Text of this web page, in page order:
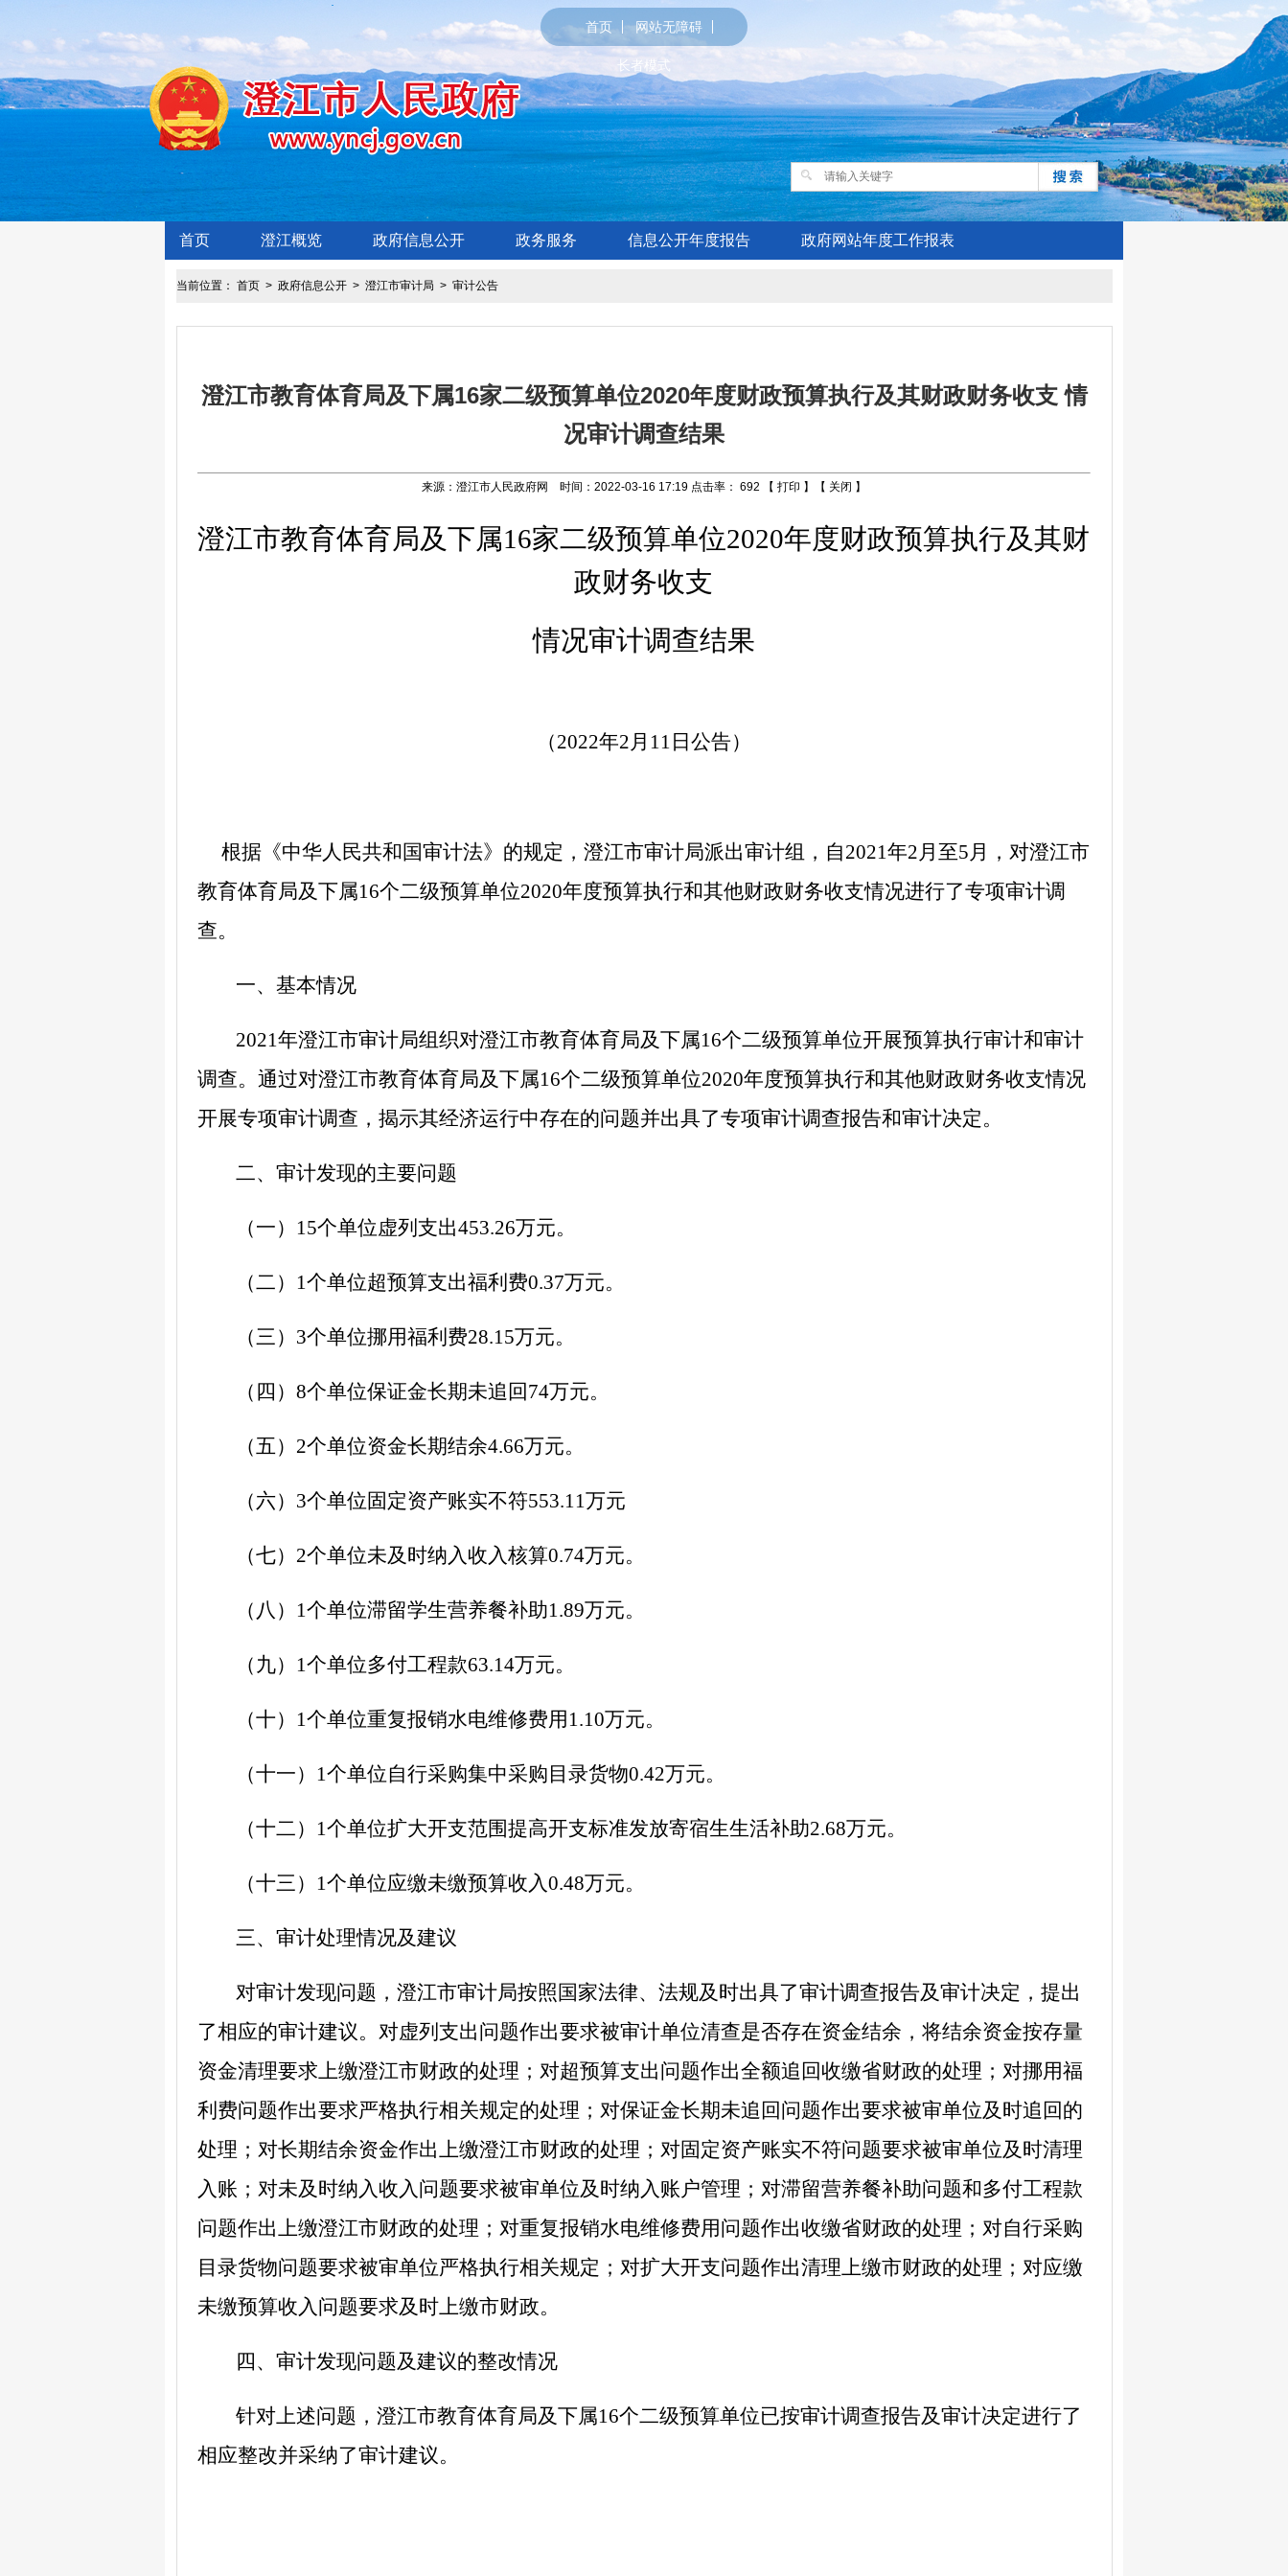
首页 网站无障碍
长者模式
首页 澄江概览 政府信息公开 政务服务 信息公开年度报告 政府网站年度工作报表
当前位置： 首页> 政府信息公开> 澄江市审计局 > 审计公告
澄江市教育体育局及下属16家二级预算单位2020年度财政预算执行及其财政财务收支 情
况审计调查结果
来源：澄江市人民政府网 时间：2022-03-16 17:19 点击率： 692 【 打印 】【 关闭 】
澄江市教育体育局及下属16家二级预算单位2020年度财政预算执行及其财
政财务收支
情况审计调查结果
（2022年2月 11 日公告）
根据《中华人民共和国审计法》的规定，澄江市审计局派出审计组，自2021年2月 至5月
，对澄江市
教育体育局及下属16个二级预算单位2020年度预算执行和其他财政财务收支情况进行了专项审计调
查。
一、基本情况
2021年澄江市审计局组织对澄江市教育体育局及下属16个二级预算单位开展预算执行审计和审计
调查。通过对澄江市教育体育局及下属16个二级预算单位2020年度预算执行和其他财政财务收支情况
开展专项审计调查 ， 揭示其经济运行中存在的问题并出具了专项审计调查报告和审计决定。
二、审计发现的主要问题
（一） 15个单位虚列支出453.26万元。
（二） 1个单位超预算支出福利费0.37万元。
（三） 3个单位挪用福利费28.15万元。
（四） 8个单位保证金长期未追回 74万元。
（五） 2个单位资金长期结余4.66万元。
（六） 3个单位 固定资产账实不符553.11万元
（七） 2个单位未及时纳入收入核算0.74万元。
（ 八 ） 1个单位滞留学生营养餐补助1.89万元。
（ 九） 1个单位多付工程款63.14万元。
（十） 1个单位重复报销水电维修费用 1.10万元。
（十一） 1个单位自行采购集中采购目录货物0.42万元。
（十二） 1个单位扩大开支范围提高开支标准发放寄宿生生活补助2.68万元。
（十三） 1个单位应缴未缴预算收入0.48万元。
三、审计处理情况及建议
对审计发现问题，澄江市审计局按照国家法律、法规及时出具了审计调查报告及审计决定，提出
了相应的审计建议。 对虚列支出问题作出要求被审计单位清查是否存在资金结余，将结余资金按存量
资金清理要求上缴澄江市财政的处理；对超预算支出问题作出全额追回收缴省财政的处理 ；对挪用福
利费问题作出要求严格执行相关规定的处理；对保证金长期未追回问题作出要求被审单位及时追回的
处理；对长期结余资金作出上缴澄江市财政的处理；对固定资产账实不符问题要求被审单位及时清理
入账；对未及时纳入收入问题要求被审单位及时纳入账户管理；对滞留营养餐补助问题和多付工程款
问题作出上缴澄江市财政的处理；对重复报销水电维修费用问题作出收缴省财政的处理；对自行采购
目录货物问题要求被审单位严格执行相关规定；对扩大开支问题作出清理上缴市财政的处理；对应缴
未缴预算收入问题要求及时上缴市财政。
四、审计发现问题及建议的整改情况
针对上述问题， 澄江市教育体育局及下属16个二级预算单位已按审计调查报告及审计决定进行了
相应整改并采纳了审计建议。